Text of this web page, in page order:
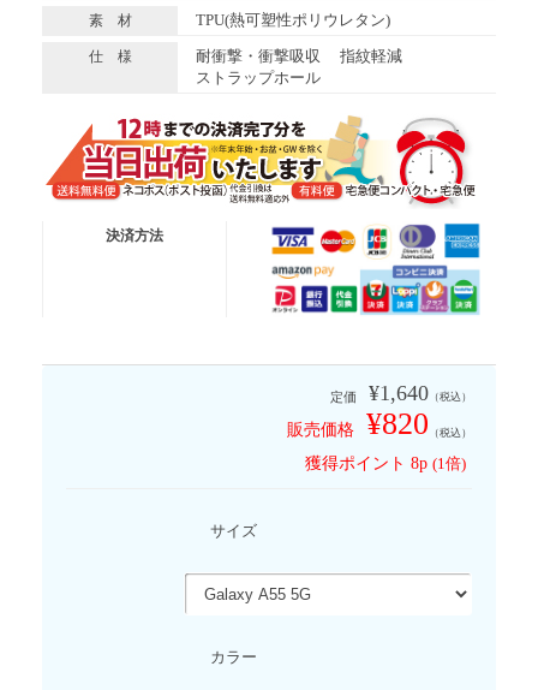
素 材 TPU(熱可塑性ポリウレタン)
仕 様 耐衝撃・衝撃吸収
指紋軽減
ストラップホール
宅急便コンパクト
決済方法
定価 ¥1,640 （税込）
販売価格 ¥820 （税込）
獲得ポイント 8p (1倍)
サイズ
カラー